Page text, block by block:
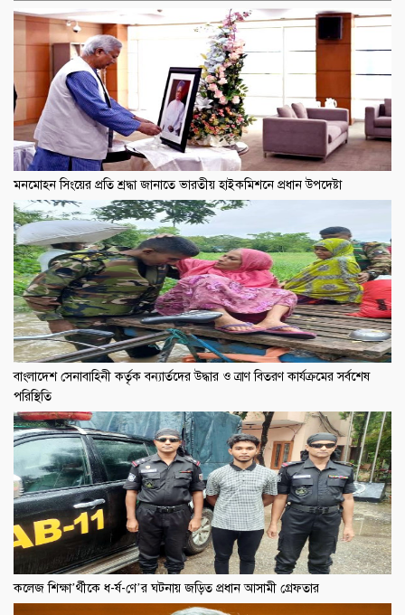
মনমোহন সিংয়ের প্রতি শ্রদ্ধা জানাতে ভারতীয় হাইকমিশনে প্রধান উপদেষ্টা
বাংলাদেশ সেনাবাহিনী কর্তৃক বন্যার্তদের উদ্ধার ও ত্রাণ বিতরণ কার্যক্রমের সর্বশেষ
পরিস্থিতি
কলেজ শিক্ষা’র্থীকে ধ-র্ষ-ণে’র ঘটনায় জড়িত প্রধান আসামী গ্রেফতার